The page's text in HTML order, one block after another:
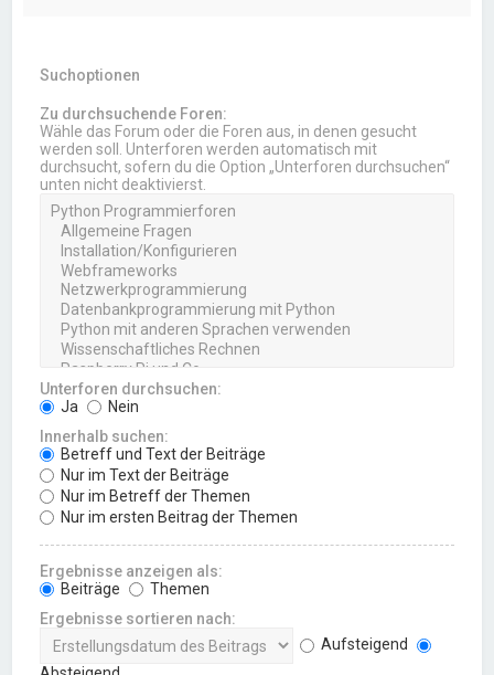
Suchoptionen
Zu durchsuchende Foren:
Wähle das Forum oder die Foren aus, in denen gesucht
werden soll. Unterforen werden automatisch mit
durchsucht, sofern du die Option „Unterforen durchsuchen“
unten nicht deaktivierst.
Unterforen durchsuchen:
Ja
Nein
Innerhalb suchen:
Betreff und Text der Beiträge
Nur im Text der Beiträge
Nur im Betreff der Themen
Nur im ersten Beitrag der Themen
Ergebnisse anzeigen als:
Beiträge
Themen
Ergebnisse sortieren nach:
Aufsteigend